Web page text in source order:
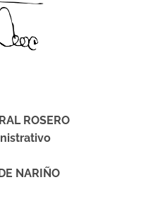
ROSERO
NARIÑO